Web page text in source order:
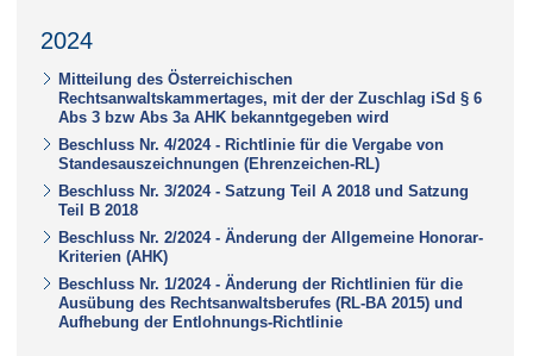
2024
Mitteilung des Österreichischen
Rechtsanwaltskammertages, mit der der Zuschlag iSd § 6
Abs 3 bzw Abs 3a AHK bekanntgegeben wird
Beschluss Nr. 4/2024 - Richtlinie für die Vergabe von
Standesauszeichnungen (Ehrenzeichen-RL)
Beschluss Nr. 3/2024 - Satzung Teil A 2018 und Satzung
Teil B 2018
Beschluss Nr. 2/2024 - Änderung der Allgemeine Honorar-
Kriterien (AHK)
Beschluss Nr. 1/2024 - Änderung der Richtlinien für die
Ausübung des Rechtsanwaltsberufes (RL-BA 2015) und
Aufhebung der Entlohnungs-Richtlinie